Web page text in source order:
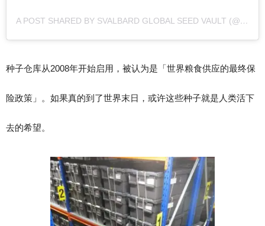
A POST SHARED BY SVALBARD GLOBAL SEED VAULT (@SVALBARD_GLOBAL_SEED_VAULT)
种子仓库从2008年开始启用，被认为是「世界粮食供应的最终保
险政策」。如果真的到了世界末日，或许这些种子就是人类活下
去的希望。